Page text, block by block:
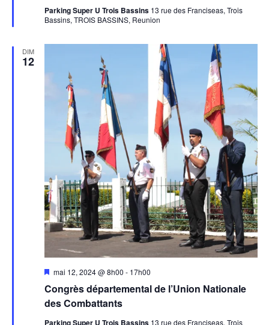
Parking Super U Trois Bassins 13 rue des Franciseas, Trois
Bassins, TROIS BASSINS, Reunion
DIM
12
Congrès départemental de l’Union Nationale
des Combattants
Mis
avant
mai 12, 2024 @ 8h00 - 17h00
Parking Super U Trois Bassins 13 rue des Franciseas, Trois